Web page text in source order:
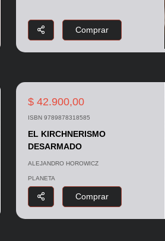
Comprar
$ 42.900,00
ISBN 9789878318585
EL KIRCHNERISMO
DESARMADO
ALEJANDRO HOROWICZ
PLANETA
Comprar